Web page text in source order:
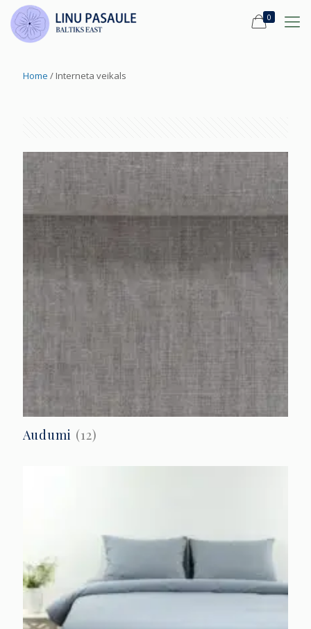
0
Home / Interneta veikals
Audumi (12)